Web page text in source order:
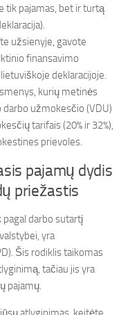
tik pajamas, bet ir turtą
užsienyje, gavote
finansavimo
deklaracijoje.
kurių metinės
užmokesčio (VDU)
tarifais (20% ir 32%),
prievoles.
pajamų dydis
priežastis
darbo sutartį
yra
Šis rodiklis taikomas
tačiau jis yra
pajamų.